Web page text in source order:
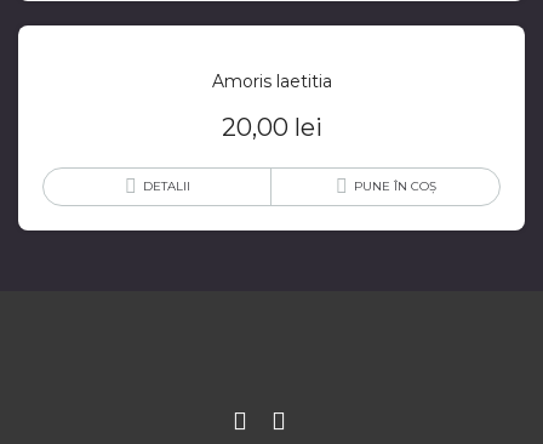
Amoris laetitia
20,00 lei
DETALII PUNE ÎN COȘ